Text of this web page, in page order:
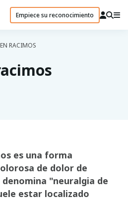
Empiece su reconocimiento
RACIMOS
es una forma
de dolor de
denomina "neuralgia de
estar localizado